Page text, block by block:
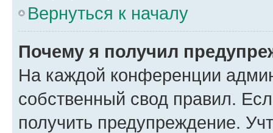
Вернуться к началу
Почему я получил
На каждой конференции
собственный свод правил.
получить предупреждение.